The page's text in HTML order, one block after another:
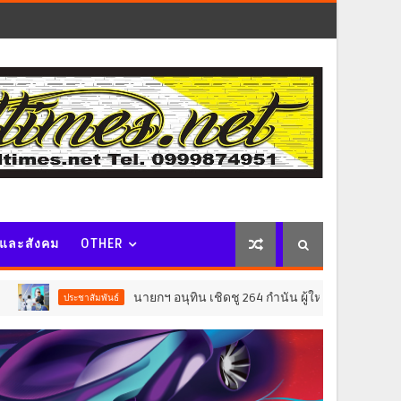
ละสังคม OTHER
ประชาสัมพันธ์ นายกฯ อนุทิน เชิดชู 264 กำนัน ผู้ใหญ่บ้านยอดเยี่ยม มอบแหนบ